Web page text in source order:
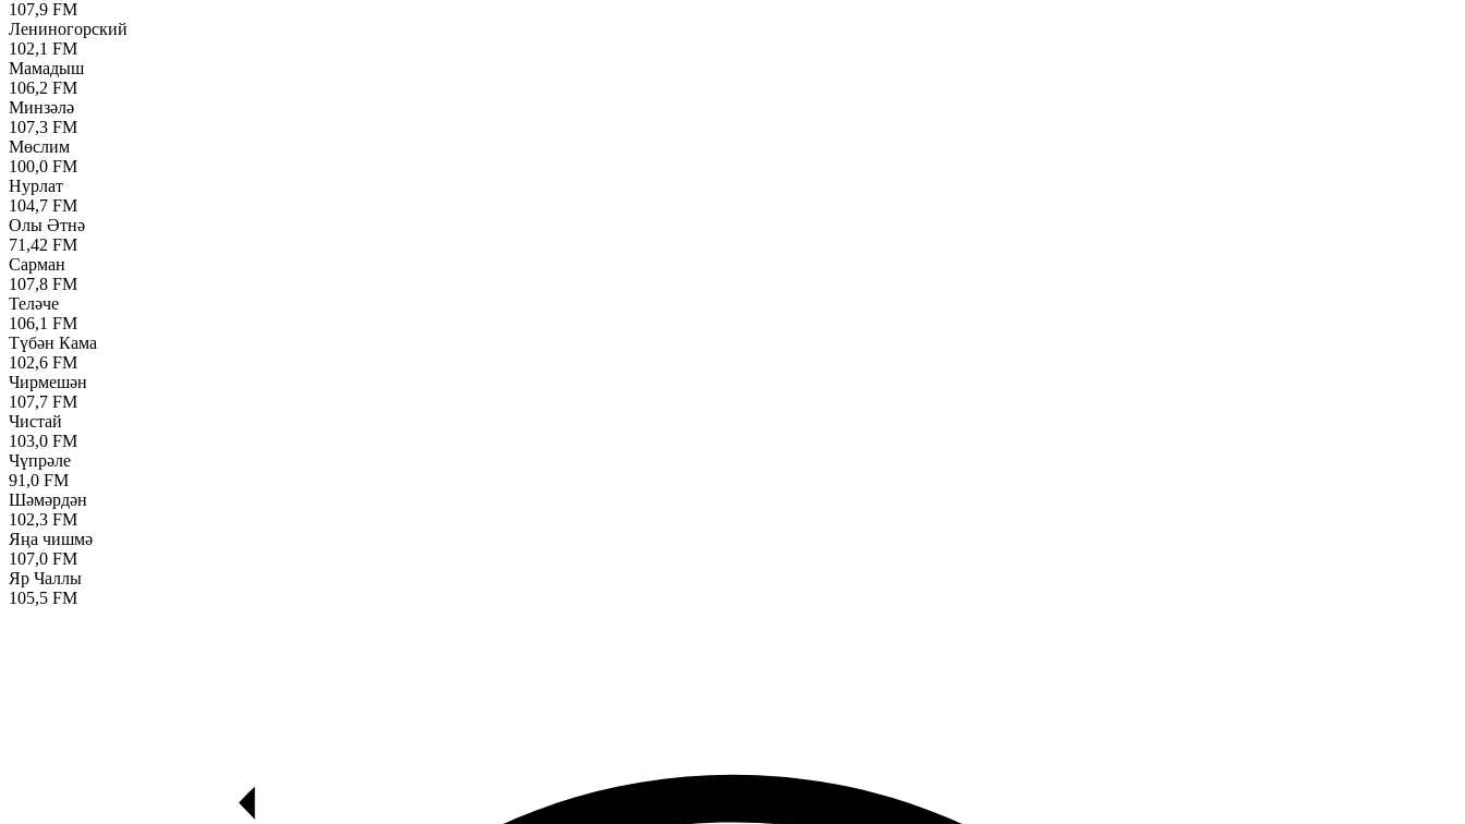
107,9 FM
Лениногорский
102,1 FM
Мамадыш
106,2 FM
Минзәлә
107,3 FM
Мөслим
100,0 FM
Нурлат
104,7 FM
Олы Әтнә
71,42 FM
Сарман
107,8 FM
Теләче
106,1 FM
Түбән Кама
102,6 FM
Чирмешән
107,7 FM
Чистай
103,0 FM
Чүпрәле
91,0 FM
Шәмәрдән
102,3 FM
Яңа чишмә
107,0 FM
Яр Чаллы
105,5 FM